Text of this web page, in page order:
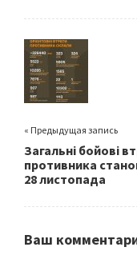
o
o
k
er
« Предыдущая запись
Загальні бойові
противника
28 листопада
Ваш